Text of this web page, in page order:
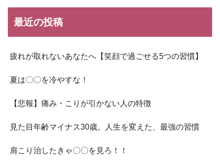
最近の投稿
疲れが取れないあなたへ【笑顔で過ごせる5つの習慣】
夏は〇〇を冷やすな！
【悲報】痛み・こりが引かない人の特徴
見た目年齢マイナス30歳。人生を変えた、最強の習慣
肩こり治したきゃ〇〇を見ろ！！